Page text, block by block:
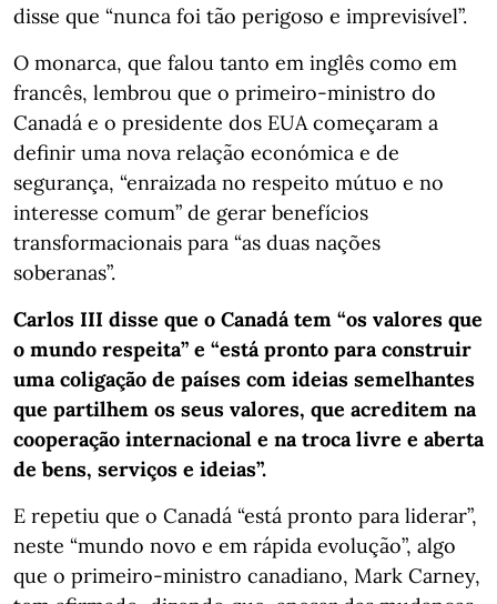
disse que “nunca foi tão perigoso e imprevisível”.
O monarca, que falou tanto em inglês como em
francês, lembrou que o primeiro-ministro do
Canadá e o presidente dos EUA começaram a
definir uma nova relação económica e de
segurança, “enraizada no respeito mútuo e no
interesse comum” de gerar benefícios
transformacionais para “as duas nações
soberanas”.
Carlos III disse que o Canadá tem “os valores que
o mundo respeita” e “está pronto para construir
uma coligação de países com ideias semelhantes
que partilhem os seus valores, que acreditem na
cooperação internacional e na troca livre e aberta
de bens, serviços e ideias”.
E repetiu que o Canadá “está pronto para liderar”,
neste “mundo novo e em rápida evolução”, algo
que o primeiro-ministro canadiano, Mark Carney,